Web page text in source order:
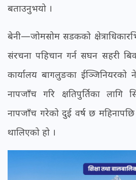
बताउनुभयो ।
बेनी—जोमसोम सडकको
संरचना पहिचान गर्न सघन सहरी
कार्यालय बागलुङका ईञ्जिनियरको
नापजाँच गरि क्षतिपुर्तिका लागि
नापजाँच गरेको दुई वर्ष छ महिनापछि
थालिएको हो ।